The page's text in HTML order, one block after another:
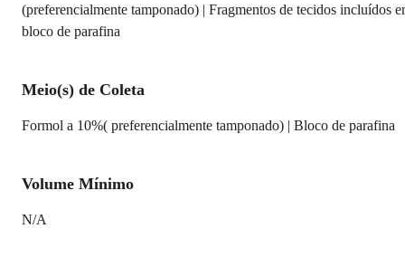
(preferencialmente tamponado) | Fragmentos de tecidos incluídos
bloco de parafina
Meio(s) de Coleta
Formol a 10%( preferencialmente tamponado) | Bloco de parafina
Volume Mínimo
N/A